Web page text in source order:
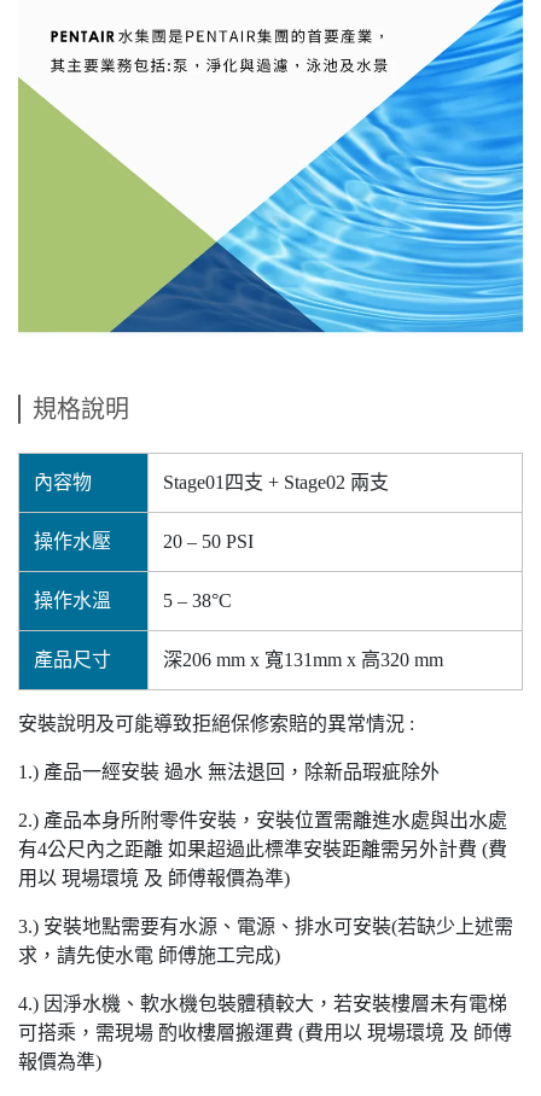
規格說明
內容物 Stage01四支 + Stage02 兩支
操作水壓 20 – 50 PSI
操作水溫 5 – 38°C
產品尺寸 深206 mm x 寬131mm x 高320 mm
安裝說明及可能導致拒絕保修索賠的異常情況 :
1.) 產品一經安裝 過水 無法退回，除新品瑕疵除外
2.) 產品本身所附零件安裝，安裝位置需離進水處與出水處
有4公尺內之距離 如果超過此標準安裝距離需另外計費 (費
用以 現場環境 及 師傅報價為準)
3.) 安裝地點需要有水源、電源、排水可安裝(若缺少上述需
求，請先使水電 師傅施工完成)
4.) 因淨水機、軟水機包裝體積較大，若安裝樓層未有電梯
可搭乘，需現場 酌收樓層搬運費 (費用以 現場環境 及 師傅
報價為準)